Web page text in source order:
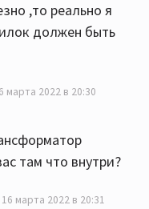
,то реально я
должен быть
марта 2022 в 20:30
там что внутри?
16 марта 2022 в 20:31